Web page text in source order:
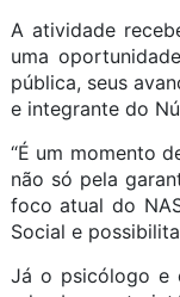
A atividade
uma
pública, seus
e integrante do
“É um momento
não só pela
foco atual do
Social e
Já o psicólogo e